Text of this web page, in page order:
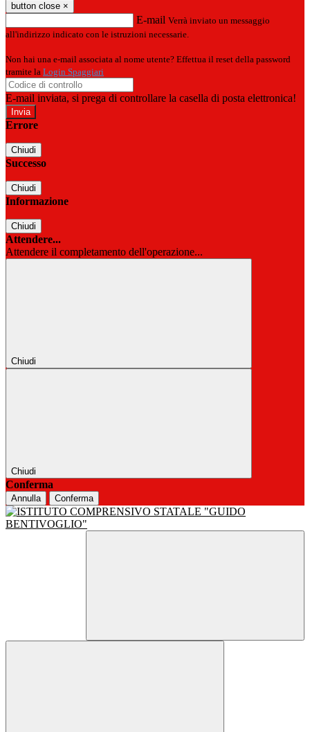
button close ×
E-mail Verrà inviato un messaggio
all'indirizzo indicato con le istruzioni necessarie.
Non hai una e-mail associata al nome utente? Effettua il reset della password
tramite la Login Spaggiari
E-mail inviata, si prega di controllare la casella di posta elettronica!
Errore
Chiudi
Successo
Chiudi
Informazione
Chiudi
Attendere...
Attendere il completamento dell'operazione...
Chiudi
Chiudi
Conferma
Annulla Conferma